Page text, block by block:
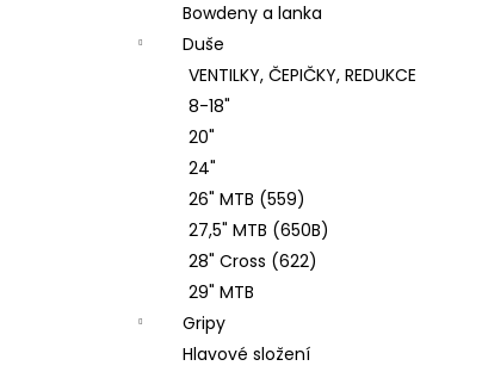
Bowdeny a lanka
Duše
VENTILKY, ČEPIČKY, REDUKCE
8-18"
20"
24"
26" MTB (559)
27,5" MTB (650B)
28" Cross (622)
29" MTB
Gripy
Hlavové složení
LANKO ŘADÍCÍ PRO-T PLUS MTB TEFLON
2100MM BLISTR
128 Kč